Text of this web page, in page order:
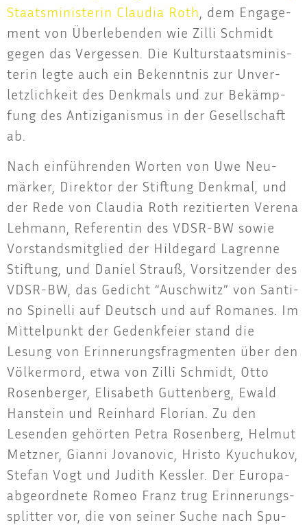
Staats­mi­nis­te­rin Clau­dia Roth , dem Enga­ge­
ment von Über­le­ben­den wie Zil­li Schmidt
gegen das Ver­ges­sen. Die Kul­tur­staats­mi­nis­
te­rin leg­te auch ein Bekennt­nis zur Unver­
letz­lich­keit des Denk­mals und zur Bekämp­
fung des Anti­zi­ga­nis­mus in der Gesell­schaft
ab.
Nach ein­füh­ren­den Wor­ten von Uwe Neu­
mär­ker, Direk­tor der Stif­tung Denk­mal, und
der Rede von Clau­dia Roth rezi­tier­ten Vere­na
Leh­mann, Refe­ren­tin des VDSR-BW sowie
Vor­stands­mit­glied der Hil­de­gard Lag­ren­ne
Stif­tung, und Dani­el Strauß, Vor­sit­zen­der des
VDSR-BW, das Gedicht “Ausch­witz” von San­ti­
no Spi­nel­li auf Deutsch und auf Roma­nes. Im
Mit­tel­punkt der Gedenk­fei­er stand die
Lesung von Erin­ne­rungs­frag­men­ten über den
Völ­ker­mord, etwa von Zil­li Schmidt, Otto
Rosen­ber­ger, Eli­sa­beth Gut­ten­berg, Ewald
Han­stein und Rein­hard Flo­ri­an. Zu den
Lesen­den gehör­ten Petra Rosen­berg, Hel­mut
Metz­ner, Gian­ni Jova­no­vic, Hris­to Kyu­chukov,
Ste­fan Vogt und Judith Kess­ler. Der Euro­pa­
ab­ge­ord­ne­te Romeo Franz trug Erin­ne­rungs­
split­ter vor, die von sei­ner Suche nach Spu­